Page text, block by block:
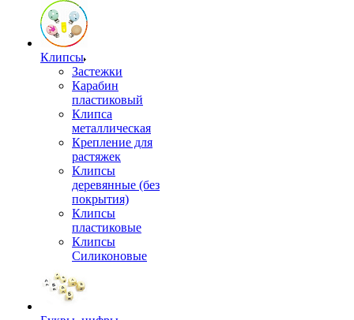
Клипсы
Застежки
Карабин
пластиковый
Клипса
металлическая
Крепление для
растяжек
Клипсы
деревянные (без
покрытия)
Клипсы
пластиковые
Клипсы
Силиконовые